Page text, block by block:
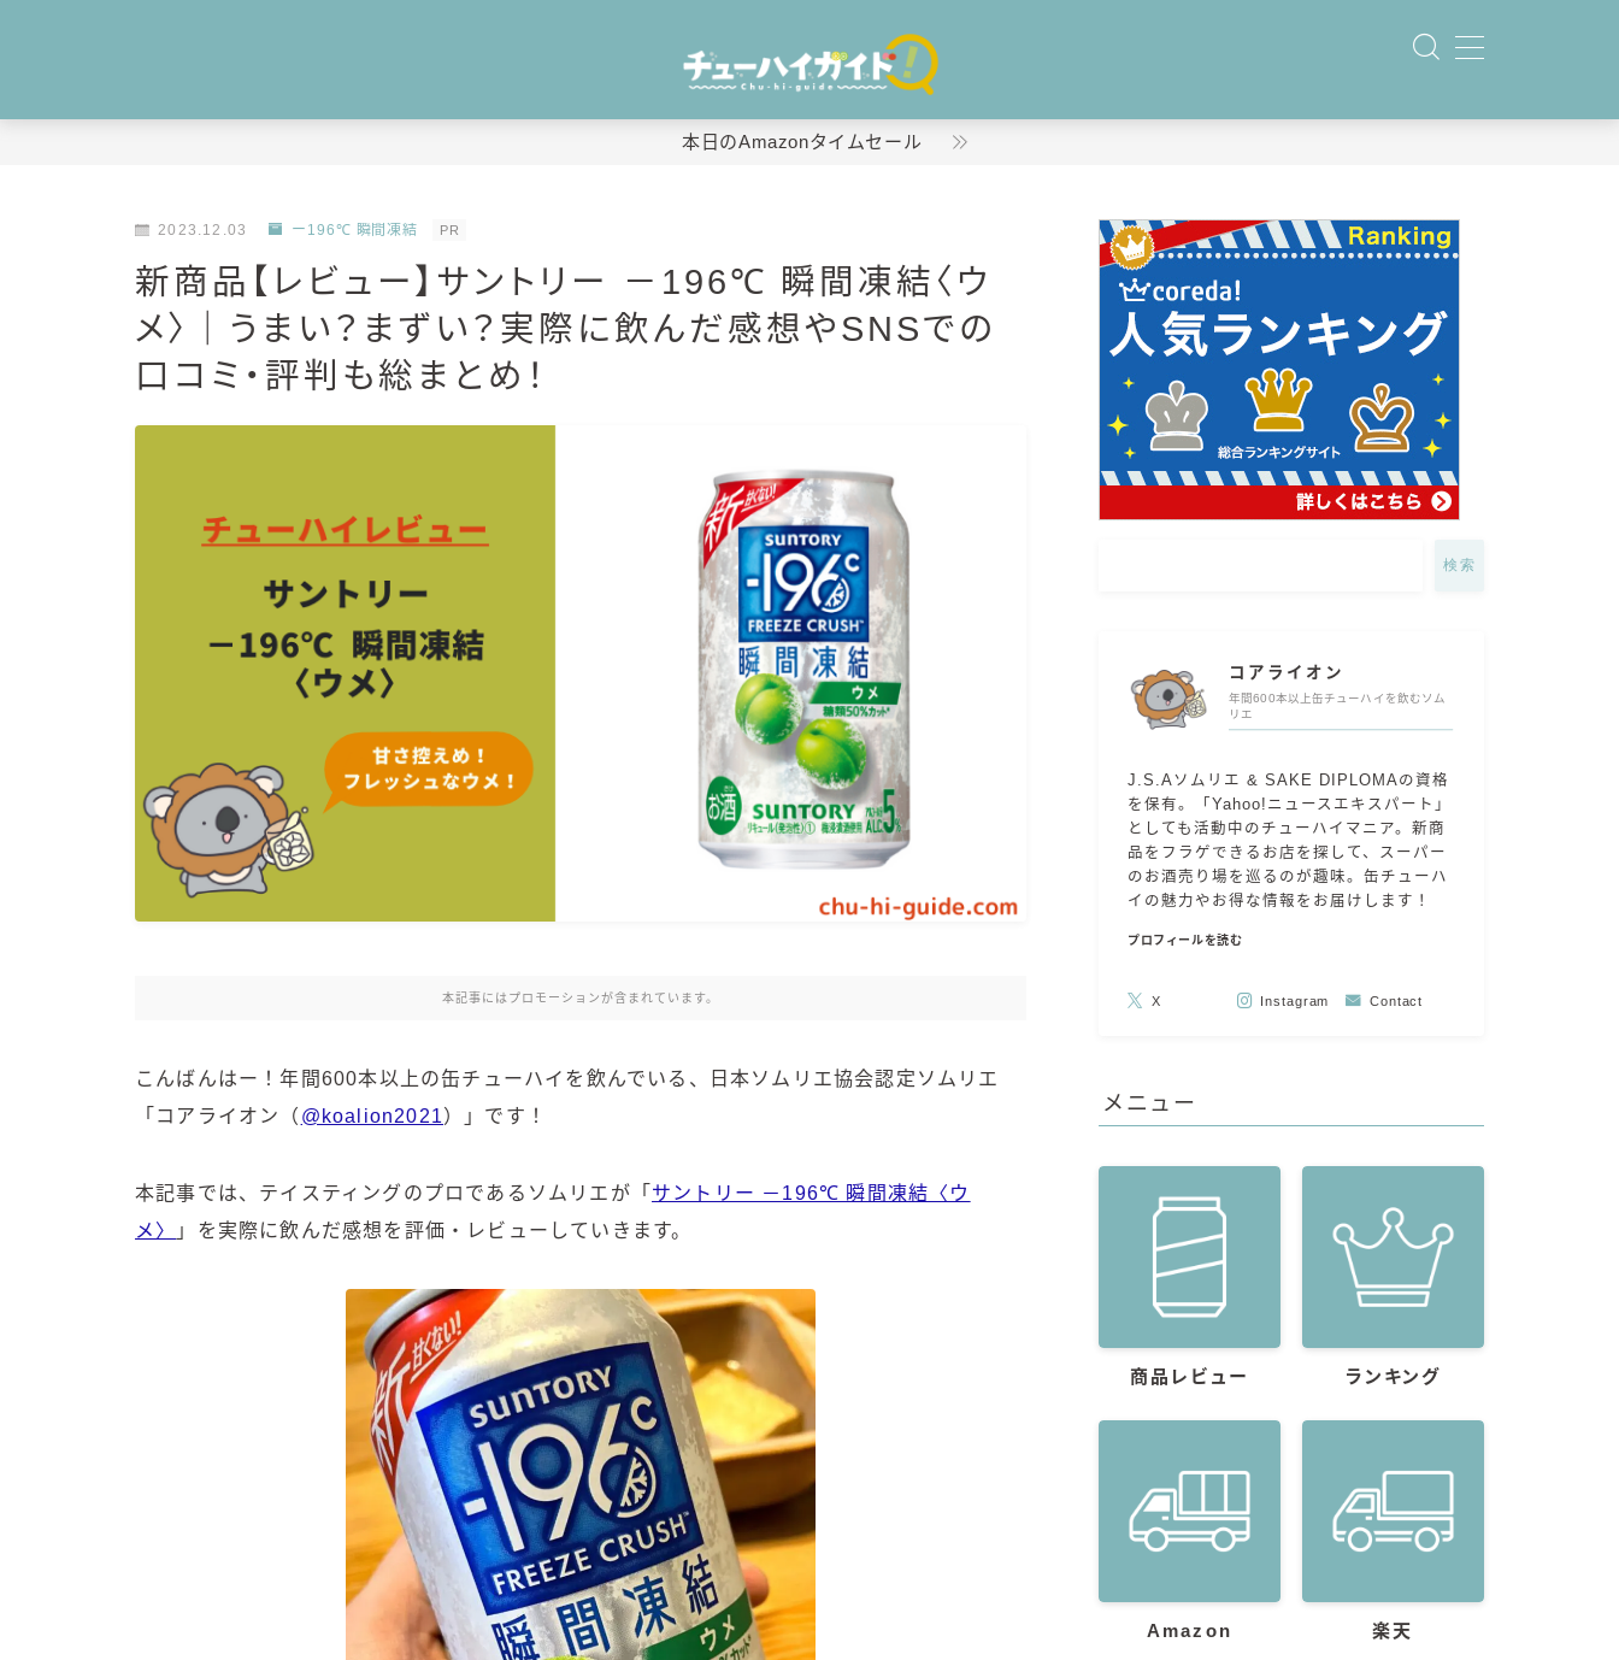
特集！
氷結
氷結 無糖
氷結 ストロング
麒麟特製サワー
麒麟 発酵サワー
麹レモンサワー
本搾り
スミノフ セルツァー
サントリー
ー196℃ ストロングゼロ
ー196℃ ザ・まるごと
角ハイボール
GREEN1/2（グリーンハーフ）
贅沢搾り
樽ハイ倶楽部
ザ・レモンクラフト
ザ・カクテルクラフト
Slat(すらっと）
月庵
クリアクーラー
FRUITZER (フルーツァー）
サッポロ
濃いめのレモンサワー
本日のAmazonタイムセール
2023.12.03 ー196℃ 瞬間凍結 PR
新商品【レビュー】サントリー －196℃ 瞬間凍結〈ウ
メ〉｜うまい？まずい？実際に飲んだ感想やSNSでの
口コミ・評判も総まとめ！
本記事にはプロモーションが含まれています。
こんばんはー！年間600本以上の缶チューハイを飲んでいる、日本ソムリエ協会認定ソムリエ
「コアライオン（ @koalion2021）」です！
本記事では、テイスティングのプロであるソムリエが「 サントリー －196℃ 瞬間凍結〈ウ
メ〉
」を実際に飲んだ感想を評価・レビューしていきます。
検索
コアライオン
年間600本以上缶チューハイを飲むソム
リエ
J.S.Aソムリエ & SAKE DIPLOMAの資格
を保有。「Yahoo!ニュースエキスパート」
としても活動中のチューハイマニア。新商
品をフラゲできるお店を探して、スーパー
のお酒売り場を巡るのが趣味。缶チューハ
イの魅力やお得な情報をお届けします！
プロフィールを読む
X Instagram Contact
メニュー
商品レビュー ランキング
Amazon 楽天